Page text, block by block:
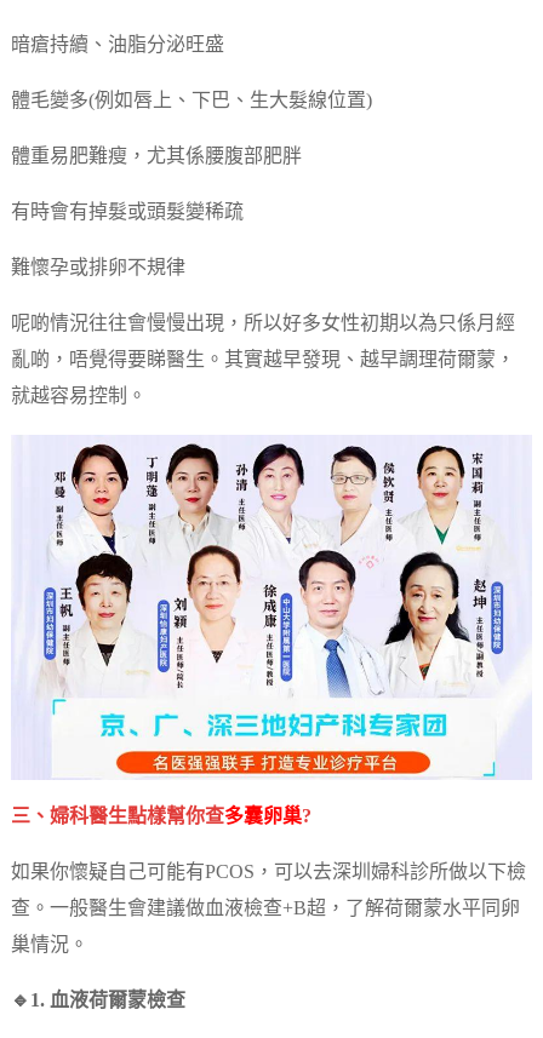
暗瘡持續、油脂分泌旺盛
體毛變多(例如唇上、下巴、生大髮線位置)
體重易肥難瘦，尤其係腰腹部肥胖
有時會有掉髮或頭髮變稀疏
難懷孕或排卵不規律
呢啲情況往往會慢慢出現，所以好多女性初期以為只係月經
亂啲，唔覺得要睇醫生。其實越早發現、越早調理荷爾蒙，
就越容易控制。
三、婦科醫生點樣幫你查多囊卵巢?
如果你懷疑自己可能有PCOS，可以去深圳婦科診所做以下檢
查。一般醫生會建議做血液檢查+B超，了解荷爾蒙水平同卵
巢情況。
🔹1. 血液荷爾蒙檢查